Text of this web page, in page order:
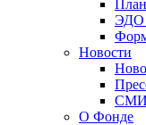
ЭДО
Новости
СМИ
О Фонде